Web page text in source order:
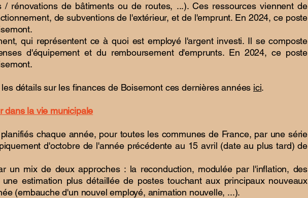
/ rénovations de bâtiments ou de routes, ...). Ces ressources viennent de
de subventions de l'extérieur, et de l'emprunt. En 2024, ce poste
qui représentent ce à quoi est employé l'argent investi. Il se composte
d'équipement et du remboursement d'emprunts. En 2024, ce poste
détails sur les finances de Boisemont ces dernières années ici.
dans la vie municipale
chaque année, pour toutes les communes de France, par une série
d'octobre de l'année précédente au 15 avril (date au plus tard) de
un mix de deux approches : la reconduction, modulée par l'inflation, des
estimation plus détaillée de postes touchant aux principaux nouveaux
(embauche d'un nouvel employé, animation nouvelle, ...).